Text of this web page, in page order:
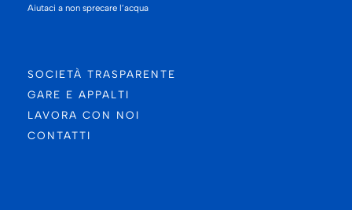
Aiutaci a non sprecare l’acqua
SOCIETÀ TRASPARENTE
GARE E APPALTI
LAVORA CON NOI
CONTATTI